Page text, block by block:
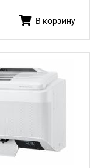
В корзину